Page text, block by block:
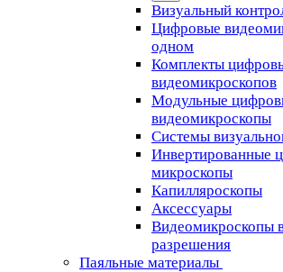
Визуальный
Цифровые
одном
Комплекты
видеомикроскопов
Модульные
видеомикроскопы
Cистемы
Инвертированные
микроскопы
Капилляроскопы
Аксессуары
Видеомикроскопы
разрешения
Паяльные материалы